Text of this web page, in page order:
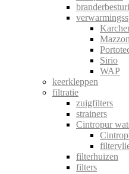
Sirio
WAP
keerkleppen
filtratie
zuigfilters
strainers
Cintropur
filterhuizen
filters